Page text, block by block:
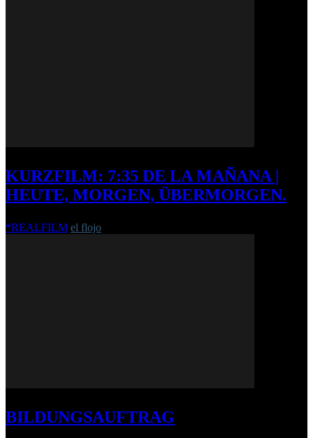
KURZFILM: 7:35 DE LA MAÑANA |
HEUTE, MORGEN, ÜBERMORGEN.
*REALFILM el flojo
BILDUNGSAUFTRAG